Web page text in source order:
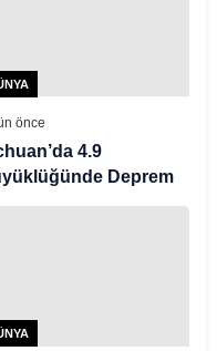
önce
4.9
Deprem